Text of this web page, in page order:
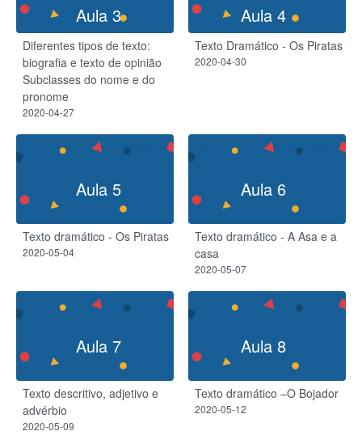
Aula 3
Diferentes tipos de texto:
biografia e texto de opinião
Subclasses do nome e do
pronome
2020-04-27
Aula 4
Texto Dramático - Os Piratas
2020-04-30
Aula 5
Texto dramático - Os Piratas
2020-05-04
Aula 6
Texto dramático - A Asa e a
casa
2020-05-07
Aula 7
Texto descritivo, adjetivo e
advérbio
2020-05-09
Aula 8
Texto dramático –O Bojador
2020-05-12